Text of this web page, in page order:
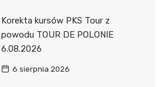
Korekta kursów PKS Tour z
powodu TOUR DE POLONIE
6.08.2026
6 sierpnia 2026